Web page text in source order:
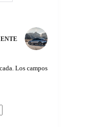
Los campos